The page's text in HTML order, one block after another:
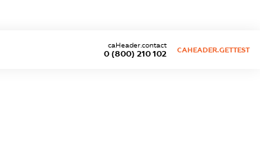
0 (800) 210 102
caHeader.contact
CAHEADER.GETTEST